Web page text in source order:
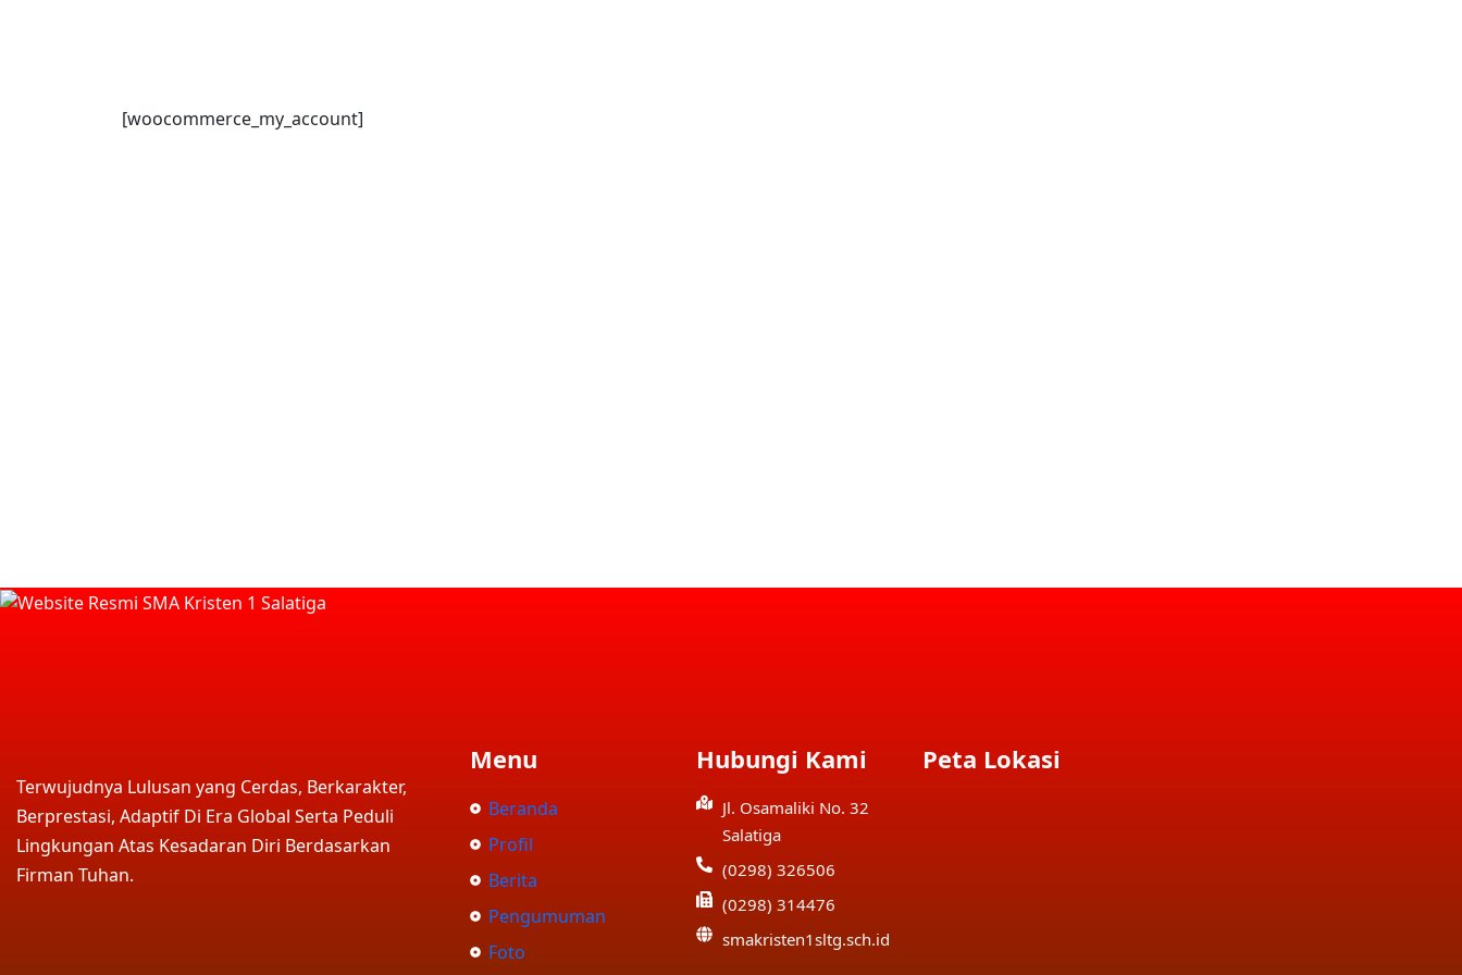
[woocommerce_my_account]
Terwujudnya Lulusan yang Cerdas, Berkarakter,
Berprestasi, Adaptif Di Era Global Serta Peduli
Lingkungan Atas Kesadaran Diri Berdasarkan
Firman Tuhan.
Menu
Beranda
Profil
Berita
Pengumuman
Foto
Hubungi Kami
Jl. Osamaliki No. 32
Salatiga
(0298) 326506
(0298) 314476
smakristen1sltg.sch.id
Peta Lokasi